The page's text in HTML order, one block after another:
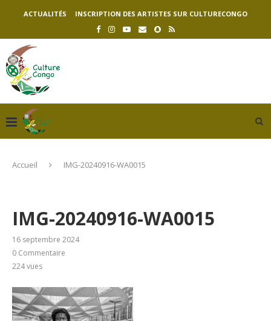
ACTUALITÉS INSCRIPTION DES ARTISTES SUR CULTURECONGO
Accueil IMG-20240916-WA0015
IMG-20240916-WA0015
16 septembre 2024
0 Commentaire
224vues